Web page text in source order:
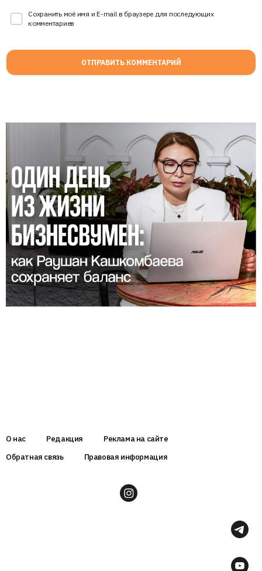
Сохранить моё имя и E-mail в браузере для последующих
комментариев
О нас Редакция
Реклама на сайте
Обратная связь
Правовая информация